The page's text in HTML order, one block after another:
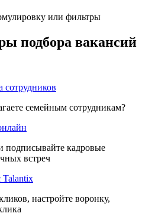
или фильтры
подбора вакансий
сотрудников
семейным сотрудникам?
подписывайте кадровые
встреч
Talantix
настройте воронку,